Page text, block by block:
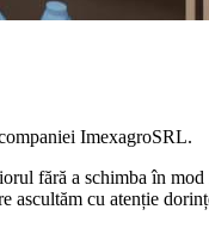
ImexagroSRL.
fără a schimba în
cu atenție